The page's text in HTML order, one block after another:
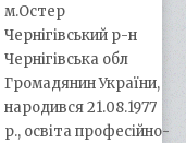
м.Остер
Чернігівський р-н
Чернігівська обл
Громадянин України,
народився 21.08.1977
р., освіта професійно-